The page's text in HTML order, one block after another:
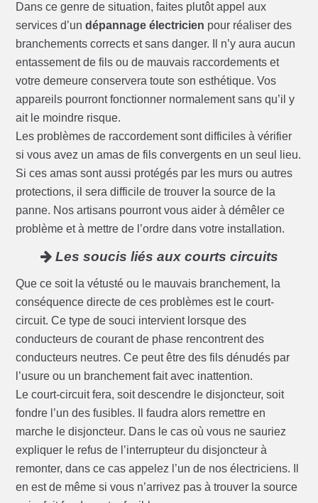
Dans ce genre de situation, faites plutôt appel aux
services d’undépannage électricien pour réaliser des
branchements corrects et sans danger. Il n’y aura aucun
entassement de fils ou de mauvais raccordements et
votre demeure conservera toute son esthétique. Vos
appareils pourront fonctionner normalement sans qu’il y
ait le moindre risque.
Les problèmes de raccordement sont difficiles à vérifier
si vous avez un amas de fils convergents en un seul lieu.
Si ces amas sont aussi protégés par les murs ou autres
protections, il sera difficile de trouver la source de la
panne. Nos artisans pourront vous aider à démêler ce
problème et à mettre de l’ordre dans votre installation.
Les soucis liés aux courts circuits
Que ce soit la vétusté ou le mauvais branchement, la
conséquence directe de ces problèmes est le court-
circuit. Ce type de souci intervient lorsque des
conducteurs de courant de phase rencontrent des
conducteurs neutres. Ce peut être des fils dénudés par
l’usure ou un branchement fait avec inattention.
Le court-circuit fera, soit descendre le disjoncteur, soit
fondre l’un des fusibles. Il faudra alors remettre en
marche le disjoncteur. Dans le cas où vous ne sauriez
expliquer le refus de l’interrupteur du disjoncteur à
remonter, dans ce cas appelez l’un de nos électriciens. Il
en est de même si vous n’arrivez pas à trouver la source